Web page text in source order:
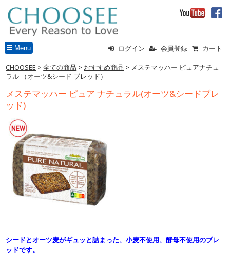
ログイン 会員登録 カート
Menu
CHOOSEE >全ての商品 > おすすめ商品 > メステマッハー ピュアナチュ
ラル （オーツ&シード ブレッド）
メステマッハー ピュア ナチュラル(オーツ&シードブレ
ッド)
シードとオーツ麦がギュッと詰まった、小麦不使用、酵母不使用のブレ
ッドです。